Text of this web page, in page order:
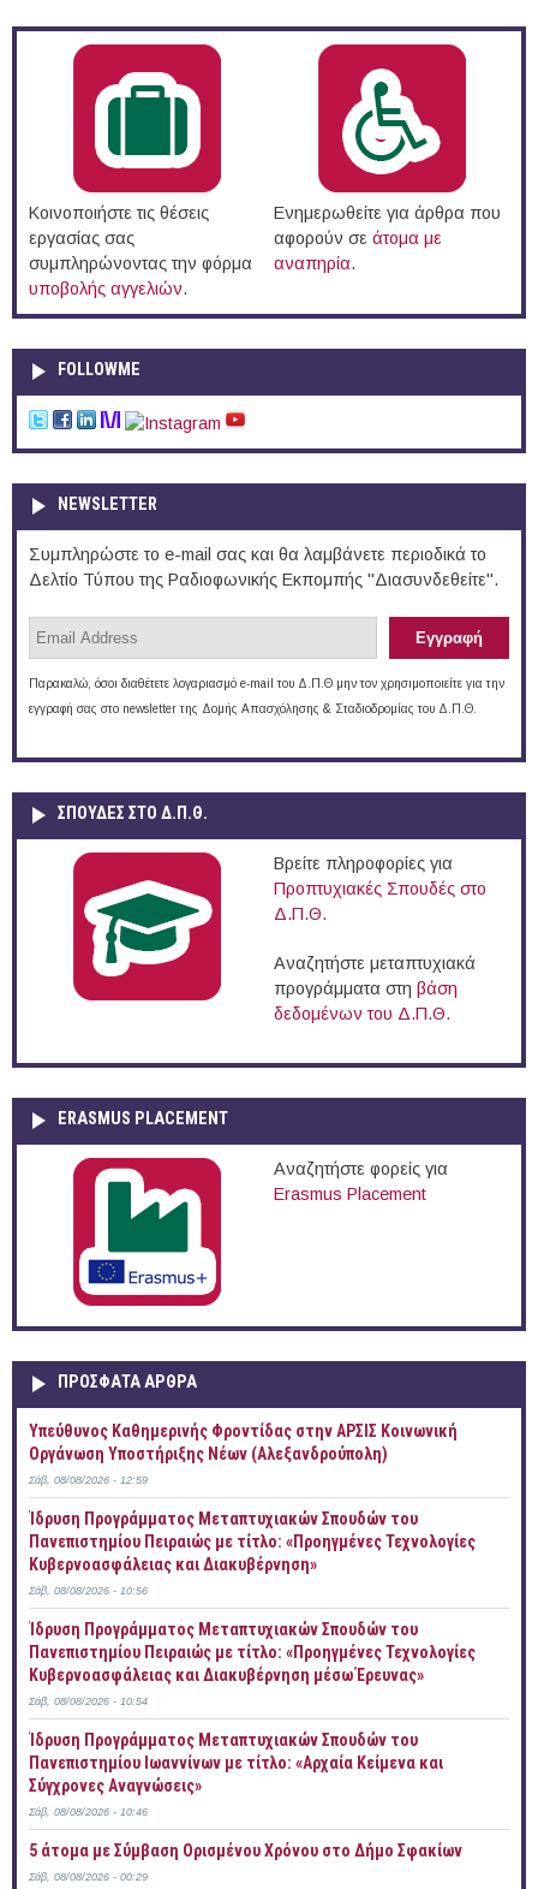
Κοινοποιήστε τις θέσεις
εργασίας σας
συμπληρώνοντας την φόρμα
υποβολής αγγελιών.
Ενημερωθείτε για άρθρα που
αφορούν σε άτομα με
αναπηρία.
FOLLOWME
NEWSLETTER
Συμπληρώστε το e-mail σας και θα λαμβάνετε περιοδικά το
Δελτίο Τύπου της Ραδιοφωνικής Εκπομπής "Διασυνδεθείτε".
Παρακαλώ, όσοι διαθέτετε λογαριασμό e-mail του Δ.Π.Θ μην τον χρησιμοποιείτε για την
εγγραφή σας στο newsletter της Δομής Απασχόλησης & Σταδιοδρομίας του Δ.Π.Θ.
ΣΠΟΥΔΈΣ ΣΤΟ Δ.Π.Θ.
Βρείτε πληροφορίες για
Προπτυχιακές Σπουδές στο
Δ.Π.Θ.
Αναζητήστε μεταπτυχιακά
προγράμματα στη βάση
δεδομένων του Δ.Π.Θ.
ERASMUS PLACEMENT
Αναζητήστε φορείς για
Erasmus Placement
ΠΡOΣΦΑΤΑ AΡΘΡΑ
Yπεύθυνος Καθημερινής Φροντίδας στην ΑΡΣΙΣ Κοινωνική
Οργάνωση Υποστήριξης Νέων (Αλεξανδρούπολη)
Σάβ, 08/08/2026 - 12:59
Ίδρυση Προγράμματος Μεταπτυχιακών Σπουδών του
Πανεπιστημίου Πειραιώς με τίτλο: «Προηγμένες Τεχνολογίες
Κυβερνοασφάλειας και Διακυβέρνηση»
Σάβ, 08/08/2026 - 10:56
Ίδρυση Προγράμματος Μεταπτυχιακών Σπουδών του
Πανεπιστημίου Πειραιώς με τίτλο: «Προηγμένες Τεχνολογίες
Κυβερνοασφάλειας και Διακυβέρνηση μέσω Έρευνας»
Σάβ, 08/08/2026 - 10:54
Ίδρυση Προγράμματος Μεταπτυχιακών Σπουδών του
Πανεπιστημίου Ιωαννίνων με τίτλο: «Αρχαία Κείμενα και
Σύγχρονες Αναγνώσεις»
Σάβ, 08/08/2026 - 10:46
5 άτομα με Σύμβαση Ορισμένου Χρόνου στο Δήμο Σφακίων
Σάβ, 08/08/2026 - 00:29